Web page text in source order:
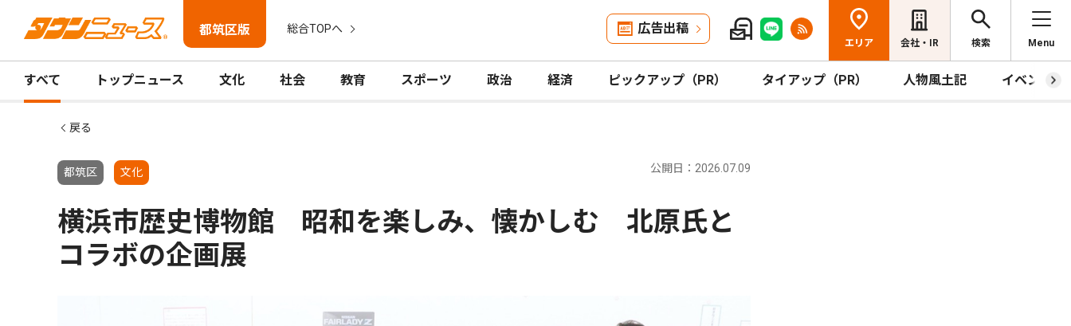
都筑区版 総合TOPへ 広告出稿
エリア 会社・IR 検索 Menu
すべて トップニュース 文化 社会 教育 スポーツ 政治 経済 ピックアップ（PR） タイアップ（PR） 人物風土記 イベント
戻る
都筑区 文化 公開日：2026.07.09
横浜市歴史博物館 昭和を楽しみ、懐かしむ 北原氏と
コラボの企画展